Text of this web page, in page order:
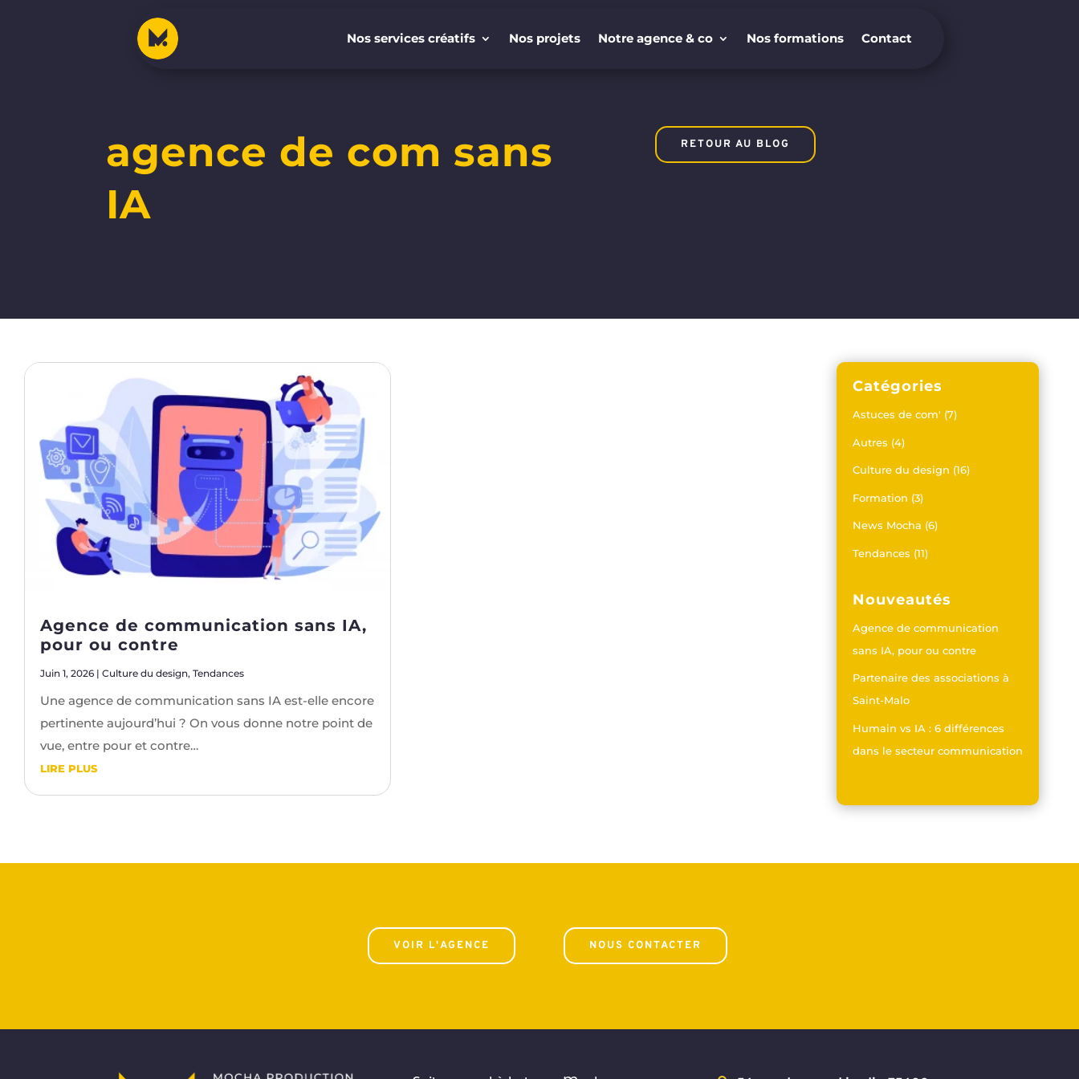
Nos services créatifs Nos projets Notre agence & co Nos formations Contact
Nos services créatifs Nos projets Notre agence & co Nos formations Contact
agence de com sans
IA
RETOUR AU BLOG
Agence de communication sans IA,
pour ou contre
Juin 1, 2026 | Culture du design, Tendances
Une agence de communication sans IA est-elle encore
pertinente aujourd’hui ? On vous donne notre point de
vue, entre pour et contre…
LIRE PLUS
Catégories
Astuces de com' (7)
Autres (4)
Culture du design (16)
Formation (3)
News Mocha (6)
Tendances (11)
Nouveautés
Agence de communication
sans IA, pour ou contre
Partenaire des associations à
Saint-Malo
Humain vs IA : 6 différences
dans le secteur communication
VOIR L'AGENCE NOUS CONTACTER